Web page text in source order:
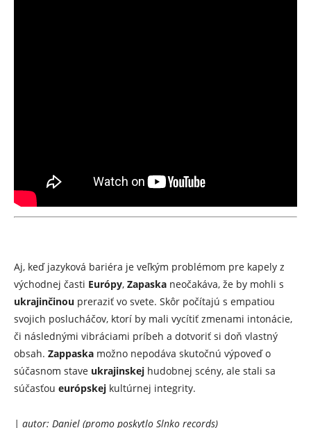
Aj, keď jazyková bariéra je veľkým problémom pre kapely z
východnej časti Európy, Zapaska neočakáva, že by mohli s
ukrajinčinou preraziť vo svete. Skôr počítajú s empatiou
svojich poslucháčov, ktorí by mali vycítiť zmenami intonácie,
či následnými vibráciami príbeh a dotvoriť si doň vlastný
obsah. Zappaska možno nepodáva skutočnú výpoveď o
súčasnom stave ukrajinskej hudobnej scény, ale stali sa
súčasťou európskej kultúrnej integrity.
| autor: Daniel (promo poskytlo Slnko records)